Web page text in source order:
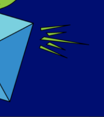
다면 가장 먼저 하
유전자 검사에
고 싶습니다. 제가
겪지 않았으면 하는
하기 가장 좋은 시